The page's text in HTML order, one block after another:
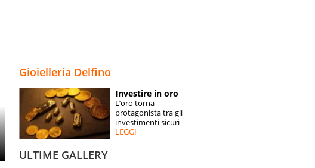
ESPERTI
CONTATTI
Gioielleria Delfino
Investire in oro
L’oro torna
protagonista tra gli
investimenti sicuri
LEGGI
ULTIME GALLERY